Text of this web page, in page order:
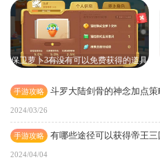
保卫萝卜3有没有可以免费获得的道具
手游攻略 斗罗大陆剑骨的神念加点
2024/03/26
手游攻略 有哪些途径可以获得帝王三
2024/04/04